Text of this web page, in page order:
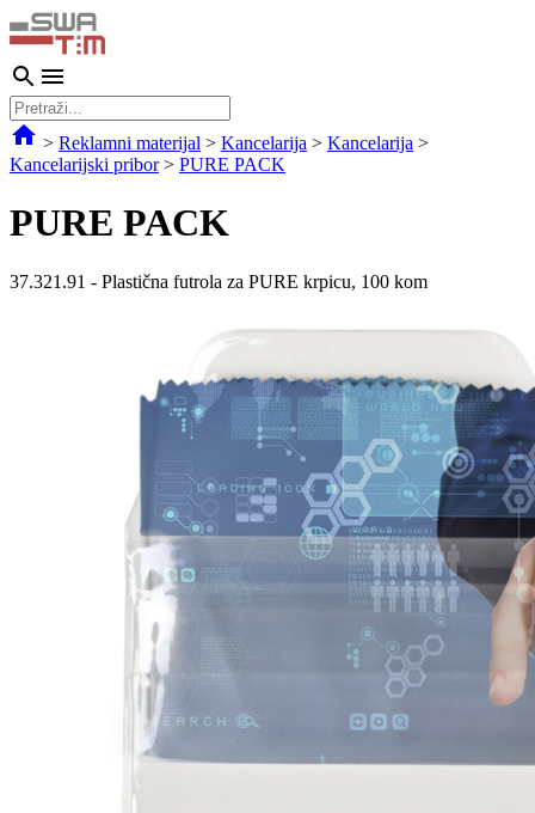
> Reklamni materijal > Kancelarija > Kancelarija >
Kancelarijski pribor> PURE PACK
PURE PACK
37.321.91 - Plastična futrola za PURE krpicu, 100 kom